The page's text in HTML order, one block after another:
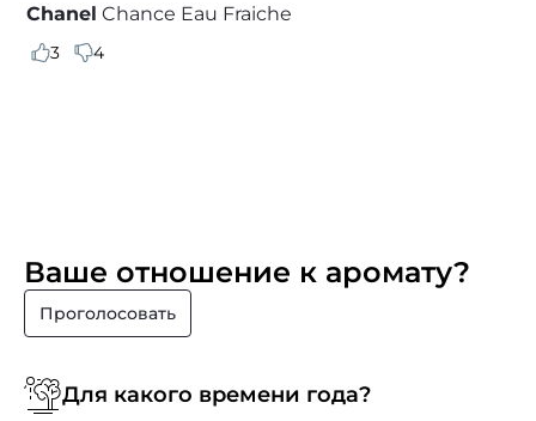
Chanel Chance Eau Fraiche
3 4
Ваше отношение к аромату?
Проголосовать
Для какого времени года?